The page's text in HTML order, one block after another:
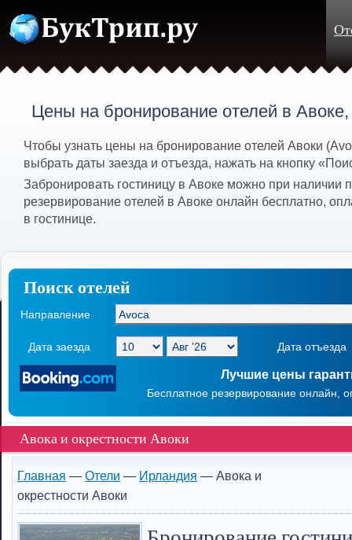
Цены на бронирование отелей в
Чтобы узнать цены на бронирование отелей Авоки
выбрать даты заезда и отъезда, нажать на кнопку
Забронировать гостиницу в Авоке можно при наличии
резервирование отелей в Авоке онлайн бесплатно,
в гостинице.
Поиск отелей
Направление
Дата заезда Дата отъезда
Лучшие цены
Бесплатное резервирование онлайн,
Авока и окрестности Авоки
Главная — Отели — Ирландия — Авока и
окрестности Авоки